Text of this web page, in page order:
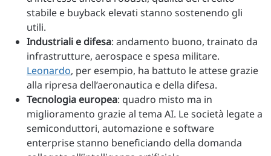
stabile e buyback elevati stanno sostenendo gli
utili.
Industriali e difesa: andamento buono, trainato da
infrastrutture, aerospace e spesa militare.
Leonardo, per esempio, ha battuto le attese grazie
alla ripresa dell’aeronautica e della difesa.
Tecnologia europea: quadro misto ma in
miglioramento grazie al tema AI. Le società legate a
semiconduttori, automazione e software
enterprise stanno beneficiando della domanda